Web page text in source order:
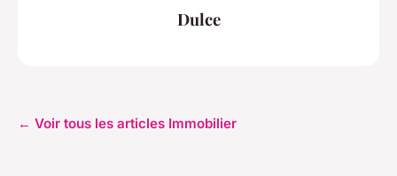
Dulce
← Voir tous les articles Immobilier